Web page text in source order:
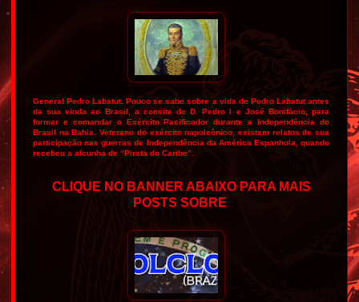
General Pedro Labatut. Pouco se sabe sobre a vida de Pedro Labatut antes
da sua vinda ao Brasil, a convite de D. Pedro I e José Bonifácio, para
formar e comandar o Exército Pacificador durante a Independência do
Brasil na Bahia. Veterano do exército napoleônico, existem relatos de sua
participação nas guerras de Independência da América Espanhola, quando
recebeu a alcunha de “Pirata do Caribe”.
CLIQUE NO BANNER ABAIXO PARA MAIS
POSTS SOBRE